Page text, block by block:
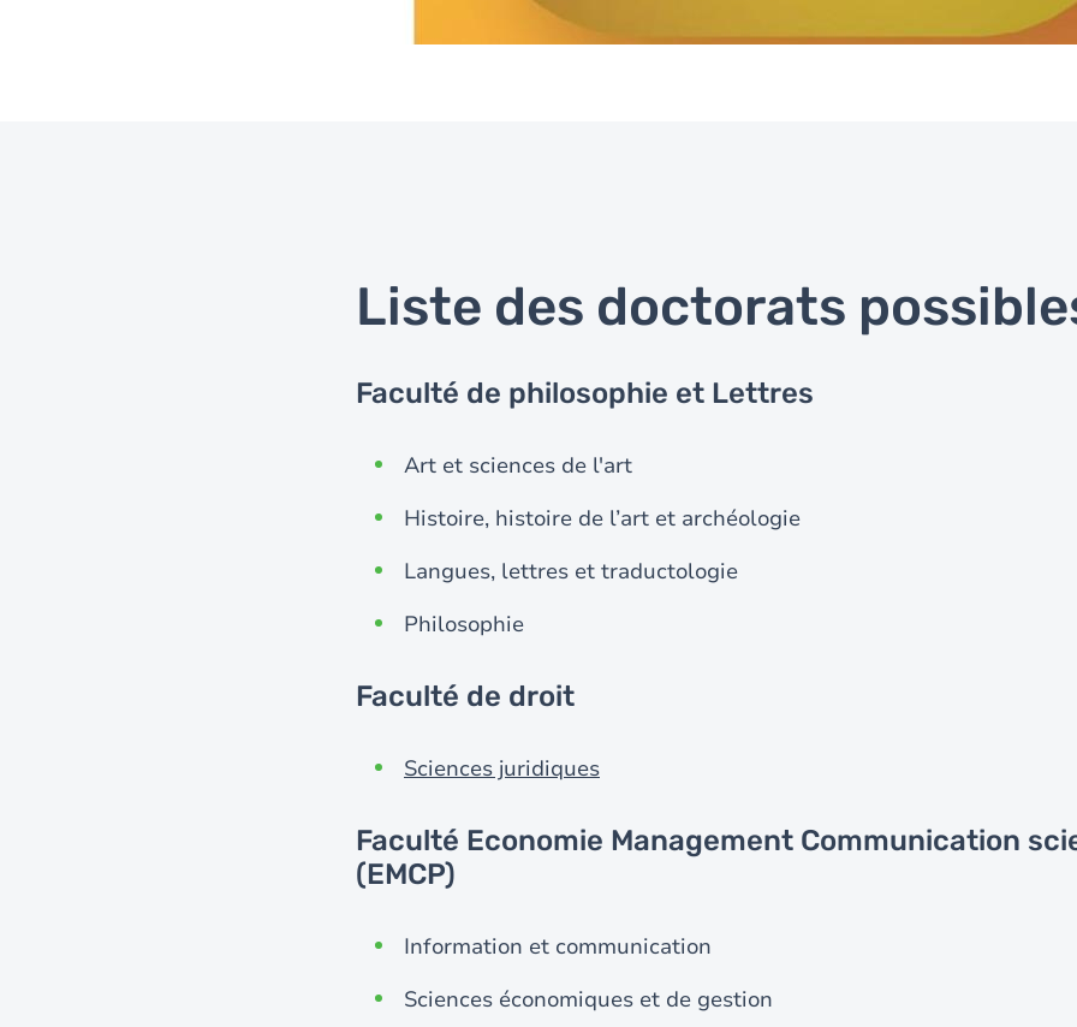
Liste des doctorats
Faculté de philosophie et Lettres
Art et sciences de l'art
Histoire, histoire de l’art et archéologie
Langues, lettres et traductologie
Philosophie
Faculté de droit
Sciences juridiques
Faculté Economie Management Communication
(EMCP)
Information et communication
Sciences économiques et de gestion